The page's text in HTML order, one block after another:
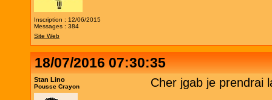
Inscription : 12/06/2015
Messages : 384
Site Web
18/07/2016 07:30:35
Stan Lino
Pousse Crayon Cher jgab je prendrai